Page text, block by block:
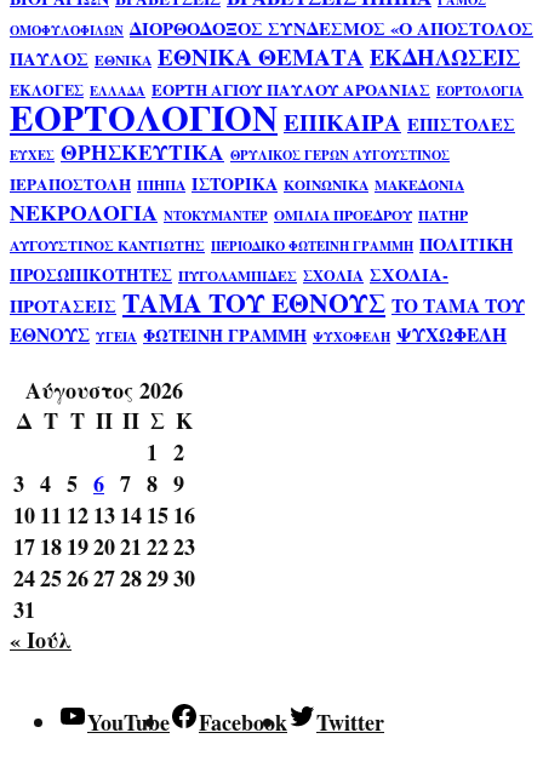
ΟΜΟΦΥΛΟΦΙΛΩΝ ΔΙΟΡΘΟΔΟΞΟΣ ΣΥΝΔΕΣΜΟΣ «Ο ΑΠΟΣΤΟΛΟΣ
ΠΑΥΛΟΣ ΕΘΝΙΚΑ ΕΘΝΙΚΑ ΘΕΜΑΤΑΕΚΔΗΛΩΣΕΙΣ
ΕΚΛΟΓΕΣ ΕΛΛΑΔΑ ΕΟΡΤΗ ΑΓΙΟΥ ΠΑΥΛΟΥ ΑΡΟΑΝΙΑΣ ΕΟΡΤΟΛΟΓΙΑ
ΕΟΡΤΟΛΟΓΙΟΝΕΠΙΚΑΙΡΑ ΕΠΙΣΤΟΛΕΣ
ΕΥΧΕΣ ΘΡΗΣΚΕΥΤΙΚΑ ΘΡΥΛΙΚΟΣ ΓΕΡΩΝ ΑΥΓΟΥΣΤΙΝΟΣ
ΙΕΡΑΠΟΣΤΟΛΗ ΙΠΗΠΑ ΙΣΤΟΡΙΚΑ ΚΟΙΝΩΝΙΚΑ ΜΑΚΕΔΟΝΙΑ
ΝΕΚΡΟΛΟΓΙΑ ΝΤΟΚΥΜΑΝΤΕΡ ΟΜΙΛΙΑ ΠΡΟΕΔΡΟΥ ΠΑΤΗΡ
ΑΥΓΟΥΣΤΙΝΟΣ ΚΑΝΤΙΩΤΗΣ ΠΕΡΙΟΔΙΚΟ ΦΩΤΕΙΝΗ ΓΡΑΜΜΗ ΠΟΛΙΤΙΚΗ
ΠΡΟΣΩΠΙΚΟΤΗΤΕΣ ΠΥΓΟΛΑΜΠΙΔΕΣ ΣΧΟΛΙΑ ΣΧΟΛΙΑ-
ΠΡΟΤΑΣΕΙΣ ΤΑΜΑ ΤΟΥ ΕΘΝΟΥΣ ΤΟ ΤΑΜΑ ΤΟΥ
ΕΘΝΟΥΣ ΥΓΕΙΑ ΦΩΤΕΙΝΗ ΓΡΑΜΜΗ ΨΥΧΟΦΕΛΗ ΨΥΧΩΦΕΛΗ
Αύγουστος 2026
Δ Τ Τ Π Π Σ Κ
1 2
3 4 5 6 7 8 9
1011 1213141516
17181920212223
24252627282930
31
« Ιούλ
YouTube Facebook Twitter